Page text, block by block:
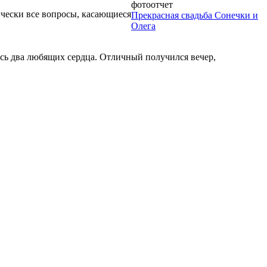
все вопросы, касающиеся
фотоотчет
Прекрасная свадьба Сонечки и
Олега
два любящих сердца. Отличный получился вечер,